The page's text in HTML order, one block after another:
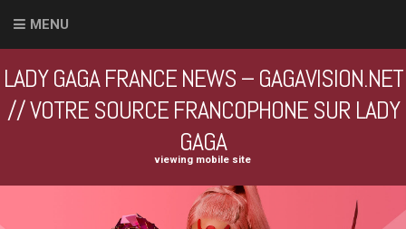
MENU
LADY GAGA FRANCE NEWS – GAGAVISION.NET
// VOTRE SOURCE FRANCOPHONE SUR LADY
GAGA
viewing mobile site